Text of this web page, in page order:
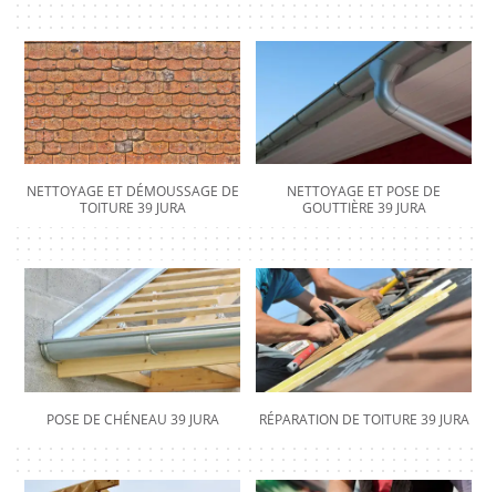
NETTOYAGE ET DÉMOUSSAGE DE
TOITURE 39 JURA
NETTOYAGE ET POSE DE
GOUTTIÈRE 39 JURA
POSE DE CHÉNEAU 39 JURA RÉPARATION DE TOITURE 39 JURA